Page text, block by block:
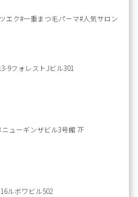
エク#一重まつ毛パーマ#人気サロン
9フォレストJビル301
ューギンザビル3号館 7F
ルボワビル502